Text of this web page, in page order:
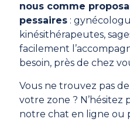
nous comme
pessaires :
kinésithérapeutes,
facilement
besoin, près de chez
Vous ne trouvez pas
votre zone ? N’hésitez
notre chat en ligne ou